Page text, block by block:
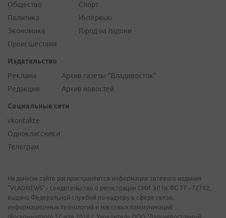
Общество
Политика
Экономика
Происшествия
Спорт
Интервью
Город на ладони
Издательство
Реклама
Редакция
Архив газеты "Владивосток"
Архив новостей
Социальные сети
vkontakte
Одноклассники
Телеграм
На данном сайте распространяется информация сетевого издания
"VLADNEWS" - свидетельство о регистрации СМИ ЭЛ № ФС 77 - 72742,
выдано Федеральной службой по надзору в сфере связи,
информационных технологий и массовых коммуникаций